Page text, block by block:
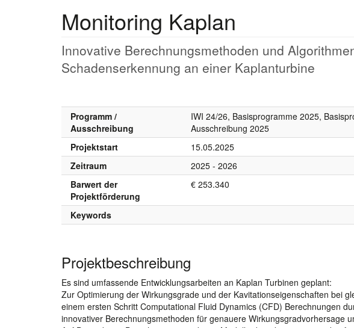
Monitoring Kaplan
Innovative Berechnungsmethoden und
Schadenserkennung an einer Kaplanturbine
Programm /
Ausschreibung
IWI 24/26, Basisprogramme 2025,
Ausschreibung 2025
Projektstart 15.05.2025
Zeitraum
2025 - 2026
Barwert der
Projektförderung
€ 253.340
Keywords
Projektbeschreibung
Es sind umfassende Entwicklungsarbeiten an Kaplan Turbinen geplant:
Zur Optimierung der Wirkungsgrade und der Kavitationseigenschaften bei
einem ersten Schritt Computational Fluid Dynamics (CFD) Berechnungen
innovativer Berechnungsmethoden für genauere Wirkungsgradvorhersage